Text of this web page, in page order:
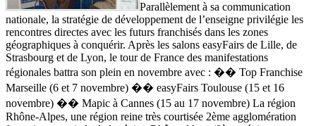
Parallèlement à sa communication
nationale, la stratégie de développement de l’enseigne privilégie les
rencontres directes avec les futurs franchisés dans les zones
géographiques à conquérir. Après les salons easyFairs de Lille, de
Strasbourg et de Lyon, le tour de France des manifestations
régionales battra son plein en novembre avec : �� Top Franchise
Marseille (6 et 7 novembre) �� easyFairs Toulouse (15 et 16
novembre) �� Mapic à Cannes (15 au 17 novembre) La région
Rhône-Alpes, une région reine très courtisée 2ème agglomération